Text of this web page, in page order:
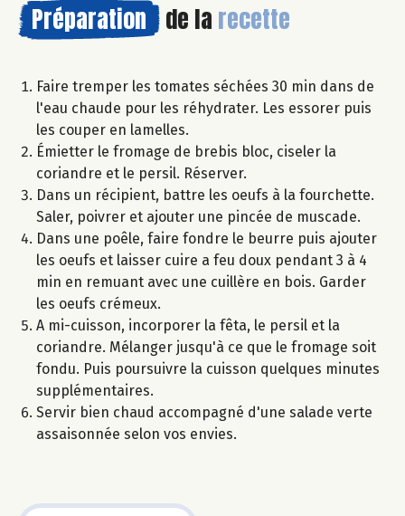
Préparation de la recette
Faire tremper les tomates séchées 30 min dans de
l'eau chaude pour les réhydrater. Les essorer puis
les couper en lamelles.
Émietter le fromage de brebis bloc, ciseler la
coriandre et le persil. Réserver.
Dans un récipient, battre les oeufs à la fourchette.
Saler, poivrer et ajouter une pincée de muscade.
Dans une poêle, faire fondre le beurre puis ajouter
les oeufs et laisser cuire a feu doux pendant 3 à 4
min en remuant avec une cuillère en bois. Garder
les oeufs crémeux.
A mi-cuisson, incorporer la fêta, le persil et la
coriandre. Mélanger jusqu'à ce que le fromage soit
fondu. Puis poursuivre la cuisson quelques minutes
supplémentaires.
Servir bien chaud accompagné d'une salade verte
assaisonnée selon vos envies.